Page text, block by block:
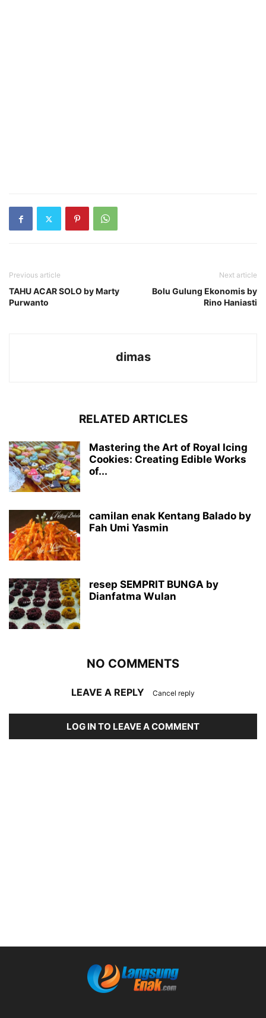
Previous article
TAHU ACAR SOLO by Marty
Purwanto
Next article
Bolu Gulung Ekonomis by
Rino Haniasti
dimas
RELATED ARTICLES
Mastering the Art of Royal Icing
Cookies: Creating Edible Works
of...
camilan enak Kentang Balado by
Fah Umi Yasmin
resep SEMPRIT BUNGA by
Dianfatma Wulan
NO COMMENTS
LEAVE A REPLY Cancel reply
LOG IN TO LEAVE A COMMENT